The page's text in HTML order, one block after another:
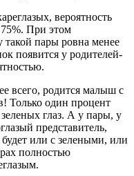
вероятность
75%. При этом
такой пары ровна менее
появится у родителей-
всего, родится малыш с
Только один процент
глаз. А у пары, у
представитель,
или с зелеными, или
полностью